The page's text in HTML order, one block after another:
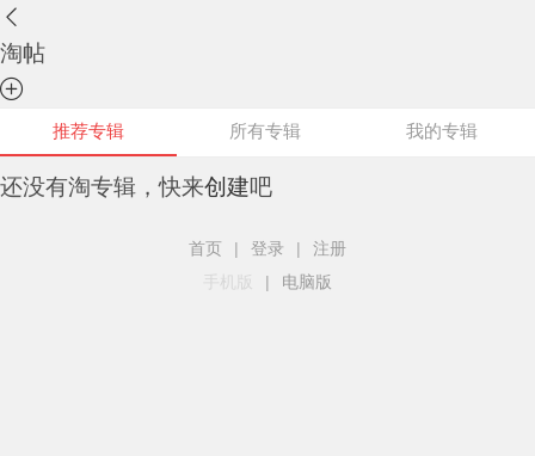
淘帖
推荐专辑 所有专辑 我的专辑
还没有淘专辑，快来创建吧
首页 | 登录 |
注册
手机版
| 电脑版